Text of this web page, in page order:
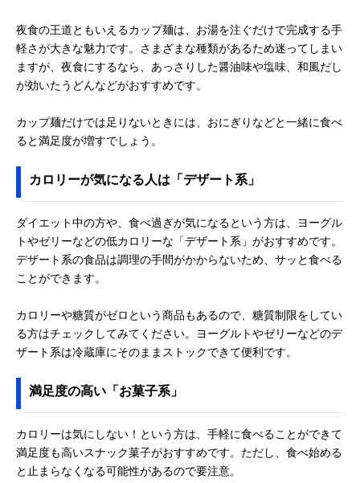
夜食の王道ともいえるカップ麺は、お湯を注ぐだけで完成する手
軽さが大きな魅力です。さまざまな種類があるため迷ってしまい
ますが、夜食にするなら、あっさりした醤油味や塩味、和風だし
が効いたうどんなどがおすすめです。
カップ麺だけでは足りないときには、おにぎりなどと一緒に食べ
ると満足度が増すでしょう。
カロリーが気になる人は「デザート系」
ダイエット中の方や、食べ過ぎが気になるという方は、ヨーグル
トやゼリーなどの低カロリーな「デザート系」がおすすめです。
デザート系の食品は調理の手間がかからないため、サッと食べる
ことができます。
カロリーや糖質がゼロという商品もあるので、糖質制限をしてい
る方はチェックしてみてください。ヨーグルトやゼリーなどのデ
ザート系は冷蔵庫にそのままストックできて便利です。
満足度の高い「お菓子系」
カロリーは気にしない！という方は、手軽に食べることができて
満足度も高いスナック菓子がおすすめです。ただし、食べ始める
と止まらなくなる可能性があるので要注意。